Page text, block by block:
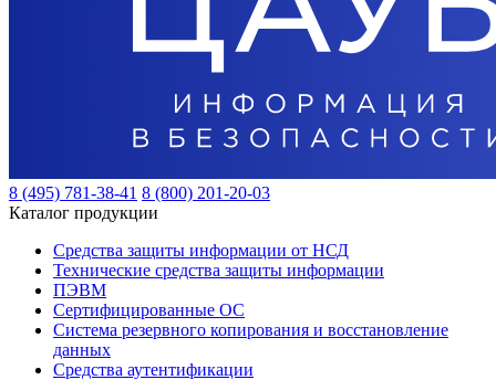
8 (495) 781-38-41 8 (800) 201-20-03
Каталог продукции
Средства защиты информации от НСД
Технические средства защиты информации
ПЭВМ
Сертифицированные ОС
Система резервного копирования и восстановление
данных
Средства аутентификации